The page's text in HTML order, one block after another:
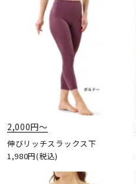
2,000円〜
伸びリッチスラックス下
1,980円(税込)